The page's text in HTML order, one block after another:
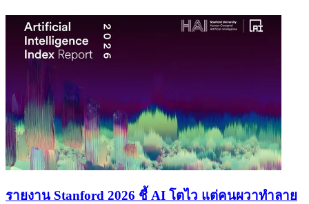
รายงาน Stanford 2026 ชี้ AI โตไว แต่คนผวาทำลาย